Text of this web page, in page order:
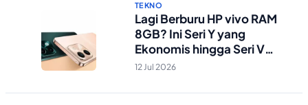
TEKNO
Lagi Berburu HP vivo RAM
8GB? Ini Seri Y yang
Ekonomis hingga Seri V
Berstandar Militer!
12 Jul 2026